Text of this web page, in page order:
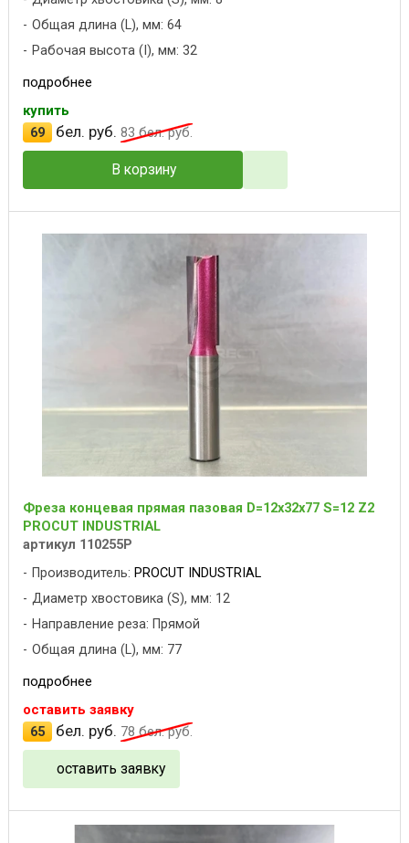
Общая длина (L), мм: 64
Рабочая высота (I), мм: 32
подробнее
купить
69
бел. руб. 83 бел. руб.
В корзину
Фреза концевая прямая пазовая D=12x32x77 S=12 Z2
PROCUT INDUSTRIAL
артикул 110255P
Производитель: PROCUT INDUSTRIAL
Диаметр хвостовика (S), мм: 12
Направление реза: Прямой
Общая длина (L), мм: 77
подробнее
оставить заявку
65
бел. руб. 78бел. руб.
оставить заявку